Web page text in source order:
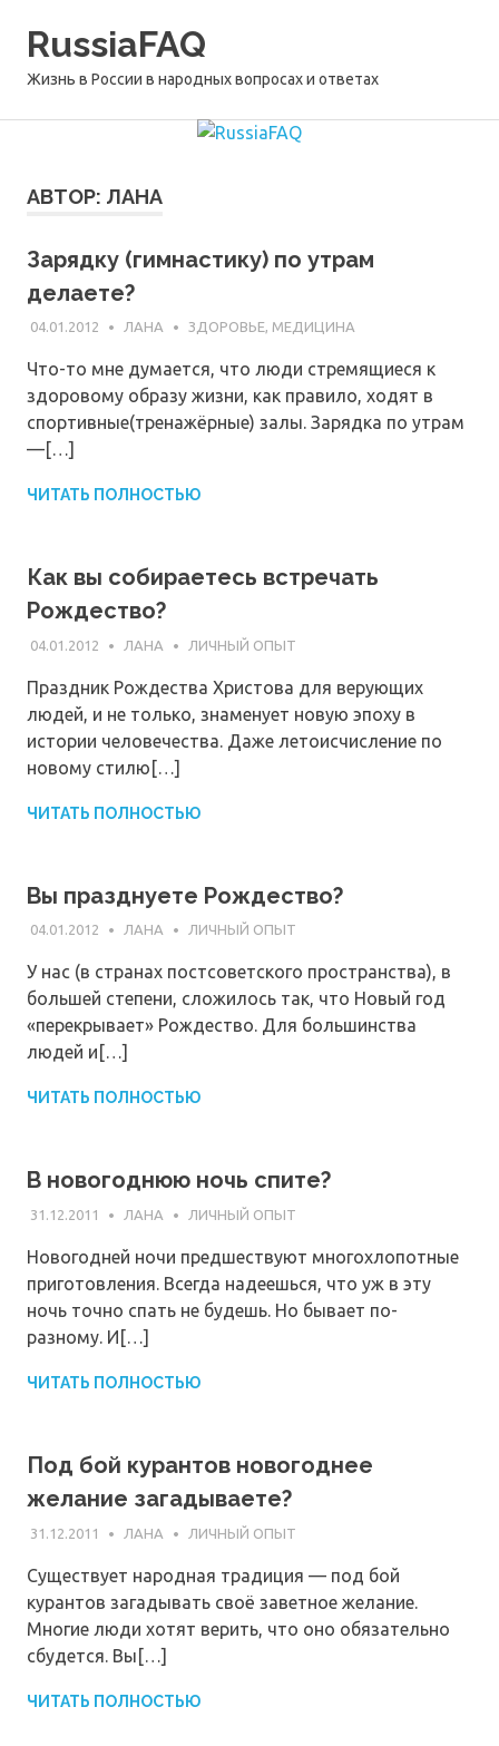
RussiaFAQ
Жизнь в России в народных вопросах и ответах
АВТОР: ЛАНА
Зарядку (гимнастику) по утрам
делаете?
04.01.2012 ЛАНА ЗДОРОВЬЕ, МЕДИЦИНА
Что-то мне думается, что люди стремящиеся к
здоровому образу жизни, как правило, ходят в
спортивные(тренажёрные) залы. Зарядка по утрам
—[…]
ЧИТАТЬ ПОЛНОСТЬЮ
Как вы собираетесь встречать
Рождество?
04.01.2012 ЛАНА ЛИЧНЫЙ ОПЫТ
Праздник Рождества Христова для верующих
людей, и не только, знаменует новую эпоху в
истории человечества. Даже летоисчисление по
новому стилю[…]
ЧИТАТЬ ПОЛНОСТЬЮ
Вы празднуете Рождество?
04.01.2012 ЛАНА ЛИЧНЫЙ ОПЫТ
У нас (в странах постсоветского пространства), в
большей степени, сложилось так, что Новый год
«перекрывает» Рождество. Для большинства
людей и[…]
ЧИТАТЬ ПОЛНОСТЬЮ
В новогоднюю ночь спите?
31.12.2011 ЛАНА ЛИЧНЫЙ ОПЫТ
Новогодней ночи предшествуют многохлопотные
приготовления. Всегда надеешься, что уж в эту
ночь точно спать не будешь. Но бывает по-
разному. И[…]
ЧИТАТЬ ПОЛНОСТЬЮ
Под бой курантов новогоднее
желание загадываете?
31.12.2011 ЛАНА ЛИЧНЫЙ ОПЫТ
Существует народная традиция — под бой
курантов загадывать своё заветное желание.
Многие люди хотят верить, что оно обязательно
сбудется. Вы[…]
ЧИТАТЬ ПОЛНОСТЬЮ